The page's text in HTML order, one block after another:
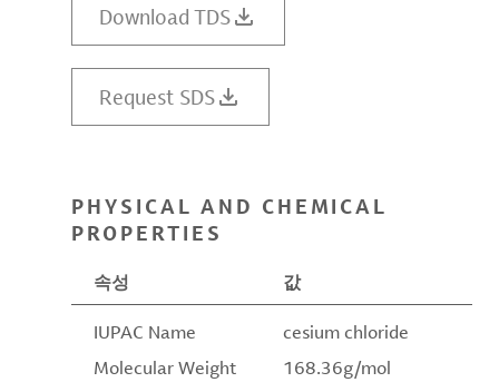
Download TDS
Request SDS
PHYSICAL AND CHEMICAL
PROPERTIES
속성 값
IUPAC Name
cesium chloride
Molecular Weight
168.36g/mol